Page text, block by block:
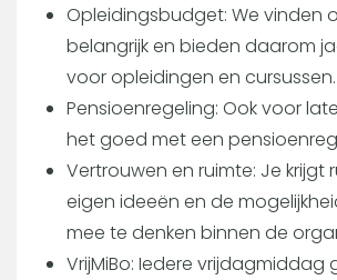
Opleidingsbudget: We vinden
belangrijk en bieden daarom
voor opleidingen en cursussen.
Pensioenregeling: Ook voor
het goed met een
Vertrouwen en ruimte: Je krijgt
eigen ideeën en de
mee te denken binnen de
VrijMiBo: Iedere vrijdagmiddag